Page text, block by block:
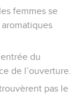
femmes se
du
de l’ouverture.
pas le